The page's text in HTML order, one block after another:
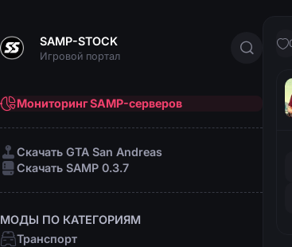
SAMP-STOCK
Игровой портал
Мониторинг SAMP-серверов
Cкачать GTA San Andreas
Cкачать SAMP 0.3.7
МОДЫ ПО КАТЕГОРИЯМ
Транспорт